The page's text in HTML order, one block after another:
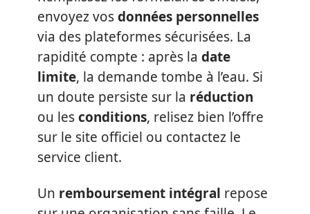
envoyez vosdonnées personnelles
via des plateformes sécurisées. La
rapidité compte : après la date
limite, la demande tombe à l’eau. Si
un doute persiste sur la réduction
ou lesconditions, relisez bien l’offre
sur le site officiel ou contactez le
service client.
Un remboursement intégral repose